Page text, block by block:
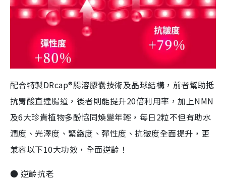
配合特製DRcap®腸溶膠囊技術及晶球結構，前者幫助抵
抗胃酸直達腸道，後者則能提升20倍利用率，加上NMN
及6大珍貴植物多酚協同煥變年輕，每日2粒不但有助水
潤度、光澤度、緊緻度、彈性度、抗皺度全面提升，更
兼容以下10大功效，全面逆齡！
● 逆齡抗老